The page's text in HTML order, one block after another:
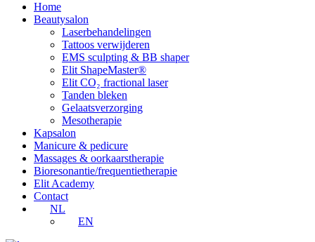
Home
Beautysalon
Laserbehandelingen
Tattoos verwijderen
EMS sculpting & BB shaper
Elit ShapeMaster®
Elit CO₂ fractional laser
Tanden bleken
Gelaatsverzorging
Mesotherapie
Kapsalon
Manicure & pedicure
Massages & oorkaarstherapie
Bioresonantie/frequentietherapie
Elit Academy
Contact
NL
EN